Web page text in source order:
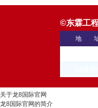
©东霖工
地 址
联系
icp备
关于龙8国际官网
龙8国际官网的简介